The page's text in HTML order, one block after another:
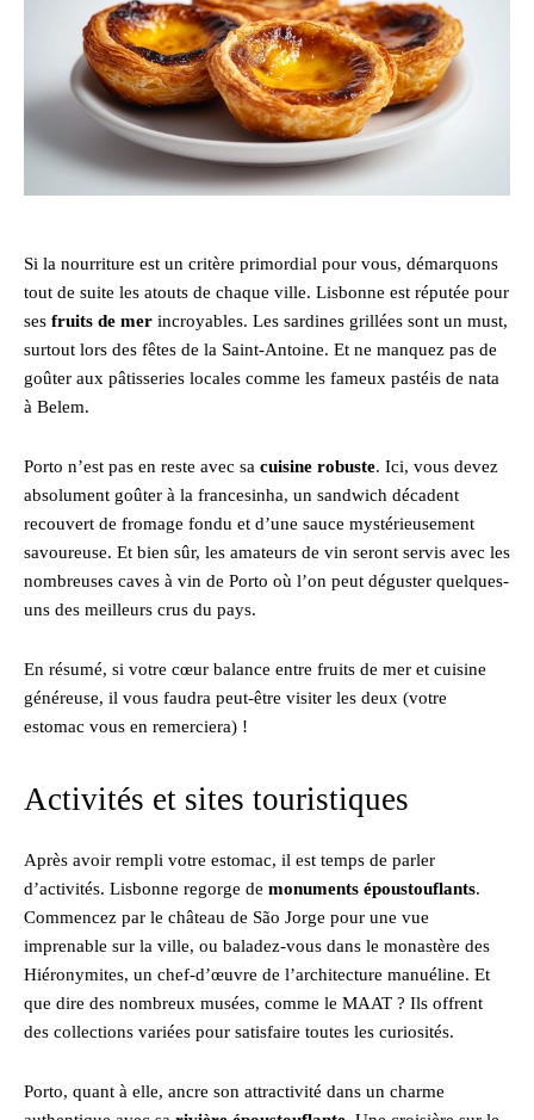
Si la nourriture est un critère primordial pour vous, démarquons
tout de suite les atouts de chaque ville. Lisbonne est réputée pour
ses fruits de mer incroyables. Les sardines grillées sont un must,
surtout lors des fêtes de la Saint-Antoine. Et ne manquez pas de
goûter aux pâtisseries locales comme les fameux pastéis de nata
à Belem.
Porto n’est pas en reste avec sa cuisine robuste. Ici, vous devez
absolument goûter à la francesinha, un sandwich décadent
recouvert de fromage fondu et d’une sauce mystérieusement
savoureuse. Et bien sûr, les amateurs de vin seront servis avec les
nombreuses caves à vin de Porto où l’on peut déguster quelques-
uns des meilleurs crus du pays.
En résumé, si votre cœur balance entre fruits de mer et cuisine
généreuse, il vous faudra peut-être visiter les deux (votre
estomac vous en remerciera) !
Activités et sites touristiques
Après avoir rempli votre estomac, il est temps de parler
d’activités. Lisbonne regorge de monuments époustouflants.
Commencez par le château de São Jorge pour une vue
imprenable sur la ville, ou baladez-vous dans le monastère des
Hiéronymites, un chef-d’œuvre de l’architecture manuéline. Et
que dire des nombreux musées, comme le MAAT ? Ils offrent
des collections variées pour satisfaire toutes les curiosités.
Porto, quant à elle, ancre son attractivité dans un charme